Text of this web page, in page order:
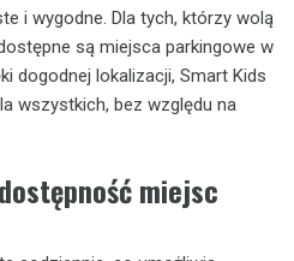
i wygodne. Dla tych, którzy wolą
są miejsca parkingowe w
dogodnej lokalizacji, Smart Kids
wszystkich, bez względu na
miejsc